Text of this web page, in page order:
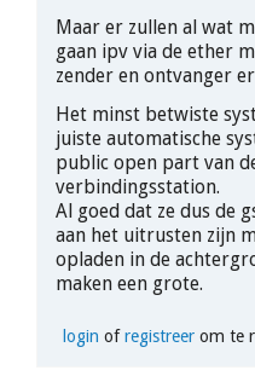
Maar er zullen al wat
gaan ipv via de ether
zender en ontvanger
Het minst betwiste
juiste automatische
public open part van
verbindingsstation.
Al goed dat ze dus de
aan het uitrusten zijn
opladen in de
maken een grote.
login ofregistreerom te